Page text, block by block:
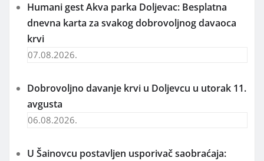
Humani gest Akva parka Doljevac: Besplatna
dnevna karta za svakog dobrovoljnog davaoca
krvi
07.08.2026.
Dobrovoljno davanje krvi u Doljevcu u utorak 11.
avgusta
06.08.2026.
U Šainovcu postavljen usporivač saobraćaja: